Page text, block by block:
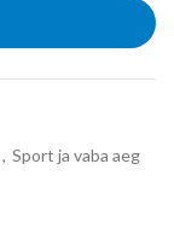
, Sport ja vaba aeg